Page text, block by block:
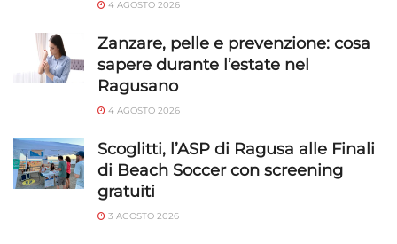
4 AGOSTO 2026
Zanzare, pelle e prevenzione: cosa
sapere durante l’estate nel
Ragusano
4 AGOSTO 2026
Scoglitti, l’ASP di Ragusa alle Finali
di Beach Soccer con screening
gratuiti
3 AGOSTO 2026